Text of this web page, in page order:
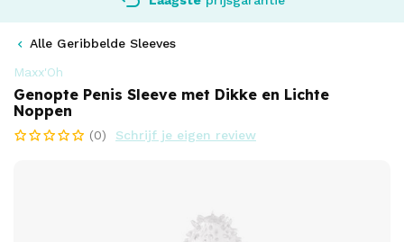
Alle Geribbelde Sleeves
Maxx'Oh
Genopte Penis Sleeve met Dikke en Lichte
Noppen
(0) Schrijf je eigen review